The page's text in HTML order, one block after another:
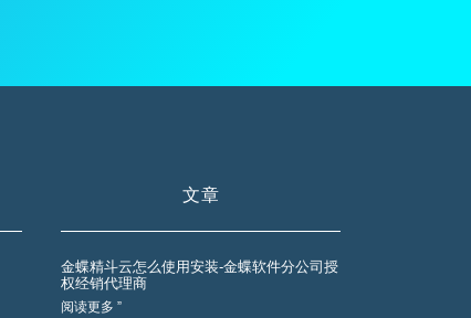
文章
金蝶精斗云怎么使用安装-金蝶软件分公司授
权经销代理商
阅读更多 ”